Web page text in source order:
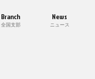
Branch
全国支部
News
ニュース